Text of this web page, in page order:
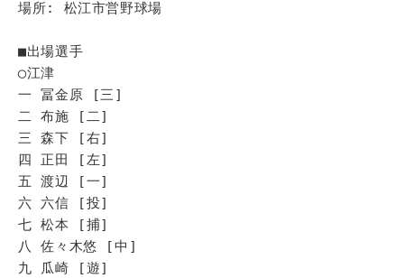
場所: 松江市営野球場
■出場選手
◯江津
一 冨金原 [三]
二 布施 [二]
三 森下 [右]
四 正田 [左]
五 渡辺 [一]
六 六信 [投]
七 松本 [捕]
八 佐々木悠 [中]
九 瓜崎 [遊]